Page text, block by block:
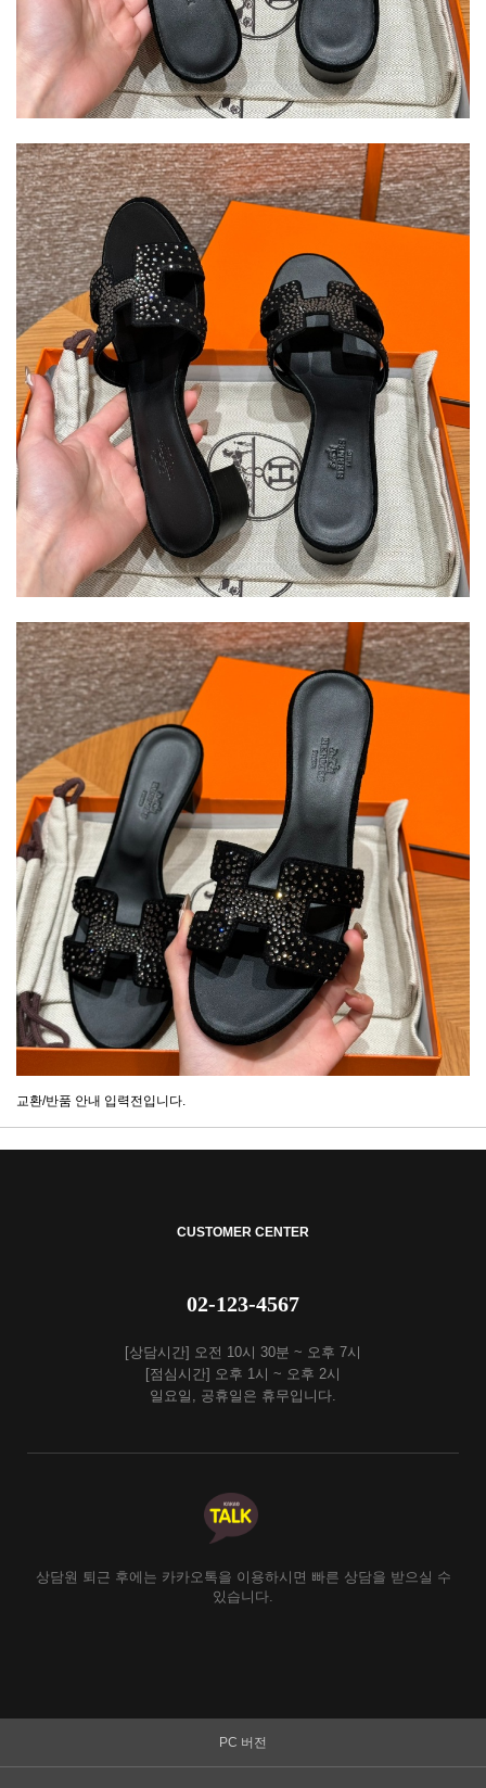
교환/반품 안내 입력전입니다.
CUSTOMER CENTER
02-123-4567
[상담시간] 오전 10시 30분 ~ 오후 7시
[점심시간] 오후 1시 ~ 오후 2시
일요일, 공휴일은 휴무입니다.
상담원 퇴근 후에는 카카오톡을 이용하시면 빠른 상담을 받으실 수
있습니다.
PC 버전